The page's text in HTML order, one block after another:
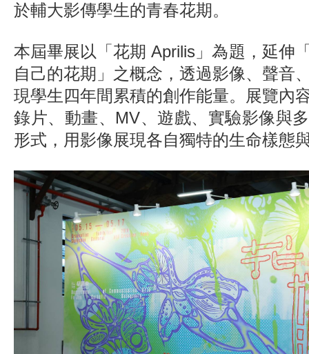
於輔大影傳學生的青春花期。
本屆畢展以「花期 Aprilis」為題，延伸
自己的花期」之概念，透過影像、聲音
現學生四年間累積的創作能量。展覽內
錄片、動畫、MV、遊戲、實驗影像與
形式，用影像展現各自獨特的生命樣態